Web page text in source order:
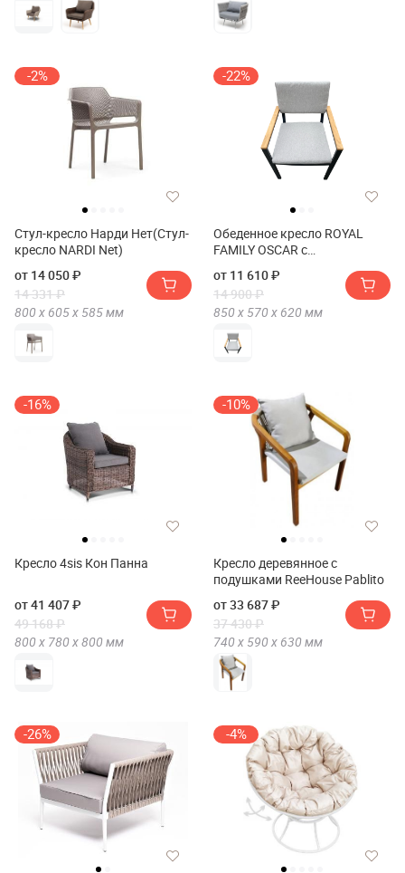
-2%
Стул-кресло Нарди Нет(Стул-
кресло NARDI Net)
от 14 050 ₽
14 331 ₽
800 х 605 х 585мм
-22%
Обеденное кресло ROYAL
FAMILY OSСAR с
от 11 610 ₽
14 900 ₽
850 х 570 х 620 мм
-16%
Кресло 4sis Кон Панна
от 41 407 ₽
49 168 ₽
800 х 780 х800 мм
-10%
Кресло деревянное с
подушками ReeHouse Pablito
от 33 687 ₽
37 430 ₽
740 х 590 х 630 мм
-26% -4%